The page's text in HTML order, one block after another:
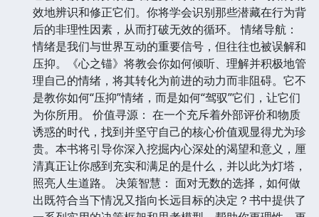
效地辨识和修正它们。你将学会识别那些潜藏在行为背
后的非理性因素，从而打破无效的循环。 情绪导航：
情绪是我们与世界互动的重要信号，但往往也被误解和
压抑。《心之锚》将教会你如何倾听、理解并积极地管
理自己的情绪，将其转化为前进的动力而非阻碍。它不
是教你如何“压抑”情绪，而是如何“驾驭”它们，让它们
为你所用。 价值寻源： 在一个充斥着外部评价和物质
诱惑的时代，找到并坚守自己的核心价值观显得尤为珍
贵。本书将引导你深入挖掘内心深处的渴望和意义，厘
清真正让你感到充实和满足的是什么，并以此为灯塔，
照亮人生道路。 决策智慧： 面对无数的选择，如何做
出既符合当下情况又指向长远目标的决定？书中提供了